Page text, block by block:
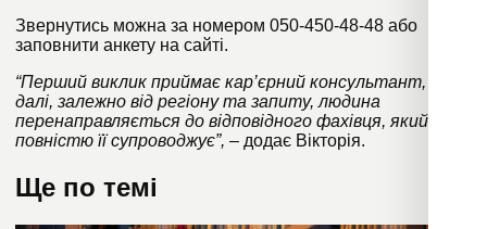
Звернутись можна за номером 050-450-48-48 або
заповнити анкету на сайті.
“Перший виклик приймає кар’єрний консультант, а
далі, залежно від регіону та запиту, людина
перенаправляється до відповідного фахівця, який
повністю її супроводжує”, – додає Вікторія.
Ще по темі